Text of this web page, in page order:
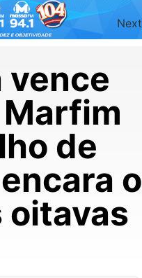
Next
vence
de
o
oitavas